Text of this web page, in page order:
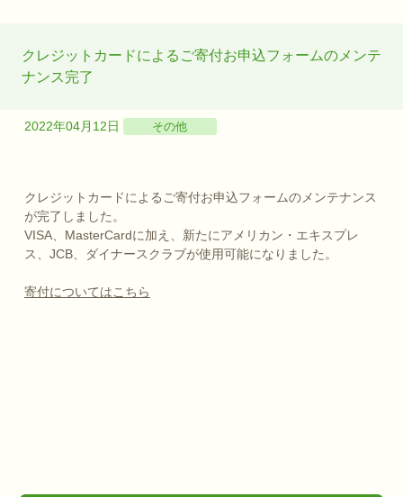
クレジットカードによるご寄付お申込フォームのメンテ
ナンス完了
2022年04月12日 その他
クレジットカードによるご寄付お申込フォームのメンテナンス
が完了しました。
VISA、MasterCardに加え、新たにアメリカン・エキスプレ
ス、JCB、ダイナースクラブが使用可能になりました。
寄付についてはこちら